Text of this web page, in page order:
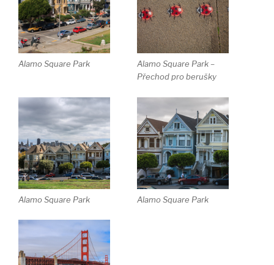
Alamo Square Park
Alamo Square Park –
Přechod pro berušky
Alamo Square Park Alamo Square Park